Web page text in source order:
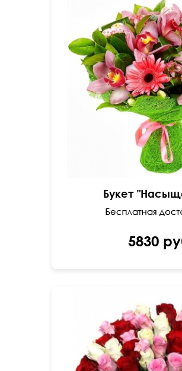
Герберы, альстромерия,
атласная
50 см
Букет
5830